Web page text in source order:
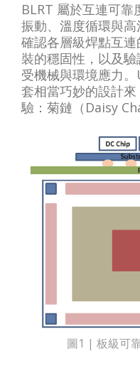
BLRT 屬於互連可靠
振動、溫度循環與高
確認各層級焊點互
裝的穩固性，以及
受機械與環境應力
套相當巧妙的設計
驗：菊鏈（Daisy
圖1 | 板級可